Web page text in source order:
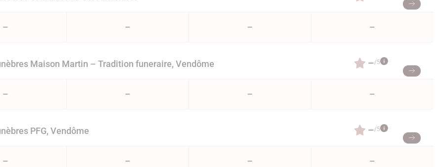
– – – –
Maison Martin – Tradition funeraire, Vendôme –/5
– – – –
PFG, Vendôme –/5
– – – –